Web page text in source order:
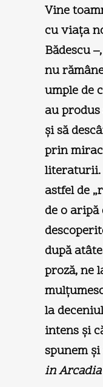
Vine
cu viaţa
Bădescu
nu
umple de
au
şi să
prin
literaturii.
astfel de
de o
după
proză, ne
la
intens şi
spunem
in Arcadia